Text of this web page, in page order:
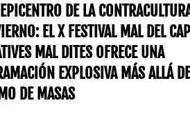
DE LA
EL X FESTIVAL MAL DEL CAP
MAL DITES OFRECE UNA
EXPLOSIVA MÁS ALLÁ
DE MASAS